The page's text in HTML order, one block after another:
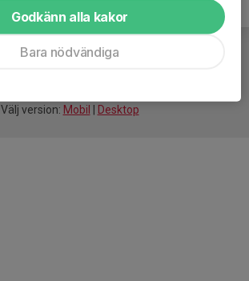
Välj version: Mobil Desktop
Godkänn alla kakor
Bara nödvändiga